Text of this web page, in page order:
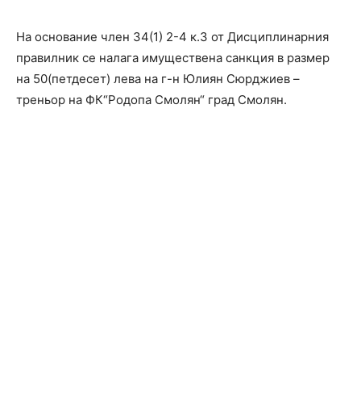
На основание член 34(1) 2-4 к.3 от Дисциплинарния
правилник се налага имуществена санкция в размер
на 50(петдесет) лева на г-н Юлиян Сюрджиев –
треньор на ФК“Родопа Смолян“ град Смолян.